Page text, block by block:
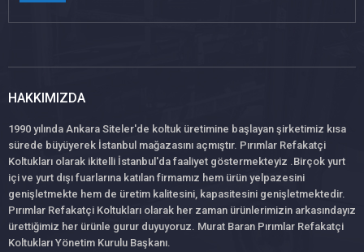
HAKKIMIZDA
1990 yılında Ankara Siteler'de koltuk üretimine başlayan şirketimiz kısa
sürede büyüyerek İstanbul mağazasını açmıştır. Pırımlar Refakatçi
Koltukları olarak ikitelli İstanbul'da faaliyet göstermekteyiz .Birçok yurt
içi ve yurt dışı fuarlarına katılan firmamız hem ürün yelpazesini
genişletmekte hem de üretim kalitesini, kapasitesini genişletmektedir.
Pırımlar Refakatçi Koltukları olarak her zaman ürünlerimizin arkasındayız
ürettiğimiz her ürünle gurur duyuyoruz. Murat Baran Pırımlar Refakatçi
Koltukları Yönetim Kurulu Başkanı.